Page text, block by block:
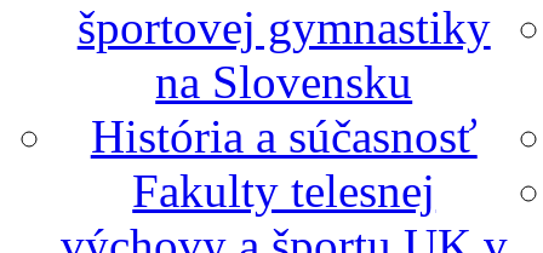
športovej gymnastiky
na Slovensku
História a súčasnosť
Fakulty telesnej